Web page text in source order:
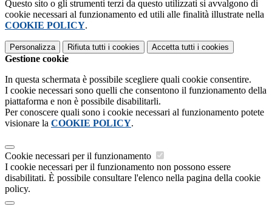
Questo sito o gli strumenti terzi da questo utilizzati si avvalgono di
cookie necessari al funzionamento ed utili alle finalità illustrate nella
COOKIE POLICY.
Personalizza Rifiuta tutti i cookies Accetta tutti i cookies
Gestione cookie
In questa schermata è possibile scegliere quali cookie consentire.
I cookie necessari sono quelli che consentono il funzionamento della
piattaforma e non è possibile disabilitarli.
Per conoscere quali sono i cookie necessari al funzionamento potete
visionare la COOKIE POLICY.
Cookie necessari per il funzionamento
I cookie necessari per il funzionamento non possono essere
disabilitati. È possibile consultare l'elenco nella pagina della cookie
policy.